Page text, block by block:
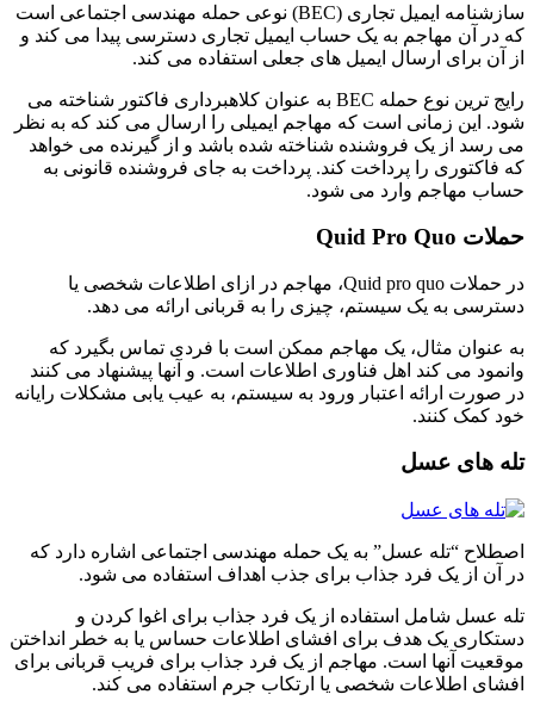
سازشنامه ایمیل تجاری (BEC) نوعی حمله مهندسی اجتماعی است
که در آن مهاجم به یک حساب ایمیل تجاری دسترسی پیدا می کند و
از آن برای ارسال ایمیل های جعلی استفاده می کند.
رایج ترین نوع حمله BEC به عنوان کلاهبرداری فاکتور شناخته می
شود. این زمانی است که مهاجم ایمیلی را ارسال می کند که به نظر
می رسد از یک فروشنده شناخته شده باشد و از گیرنده می خواهد
که فاکتوری را پرداخت کند. پرداخت به جای فروشنده قانونی به
حساب مهاجم وارد می شود.
حملات Quid Pro Quo
در حملات Quid pro quo، مهاجم در ازای اطلاعات شخصی یا
دسترسی به یک سیستم، چیزی را به قربانی ارائه می دهد.
به عنوان مثال، یک مهاجم ممکن است با فردی تماس بگیرد که
وانمود می کند اهل فناوری اطلاعات است. و آنها پیشنهاد می کنند
در صورت ارائه اعتبار ورود به سیستم، به عیب یابی مشکلات رایانه
خود کمک کنند.
تله های عسل
اصطلاح “تله عسل” به یک حمله مهندسی اجتماعی اشاره دارد که
در آن از یک فرد جذاب برای جذب اهداف استفاده می شود.
تله عسل شامل استفاده از یک فرد جذاب برای اغوا کردن و
دستکاری یک هدف برای افشای اطلاعات حساس یا به خطر انداختن
موقعیت آنها است. مهاجم از یک فرد جذاب برای فریب قربانی برای
افشای اطلاعات شخصی یا ارتکاب جرم استفاده می کند.